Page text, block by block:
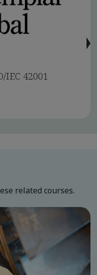
IEC 42001
related courses.